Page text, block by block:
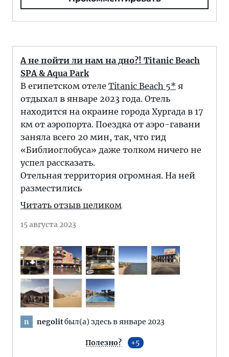
А не пойти ли нам на дно?! Titanic Beach
SPA & Aqua Park
В египетском отеле Titanic Beach 5* я
отдыхал в январе 2023 года. Отель
находится на окраине города Хургада в 17
км от аэропорта. Поездка от аэро-гавани
заняла всего 20 мин, так, что гид
«Библиоглобуса» даже толком ничего не
успел рассказать.
Отельная территория огромная. На ней
разместились
Читать отзыв целиком
15 августа 2023
n negolitбыл(а) здесь в январе 2023
Полезно? 5